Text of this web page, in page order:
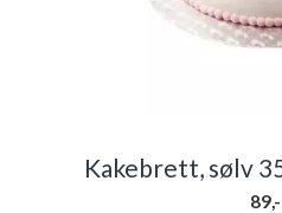
Kakebrett, sølv
89,-